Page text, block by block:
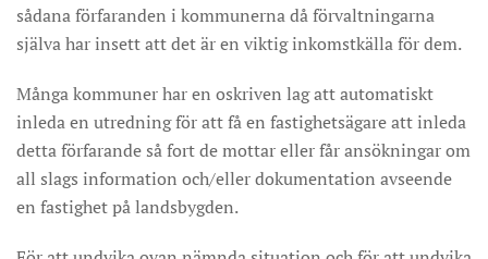
sådana förfaranden i kommunerna då förvaltningarna
själva har insett att det är en viktig inkomstkälla för dem.
Många kommuner har en oskriven lag att automatiskt
inleda en utredning för att få en fastighetsägare att inleda
detta förfarande så fort de mottar eller får ansökningar om
all slags information och/eller dokumentation avseende
en fastighet på landsbygden.